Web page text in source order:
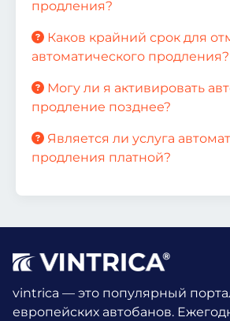
продления?
Каков крайний срок для
автоматического продления?
Могу ли я активировать
продление позднее?
Является ли услуга
продления платной?
vintrica — это популярный
европейских автобанов.